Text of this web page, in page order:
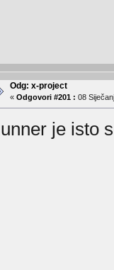
Odg: x-project
« Odgovori #201 : 08
je isto